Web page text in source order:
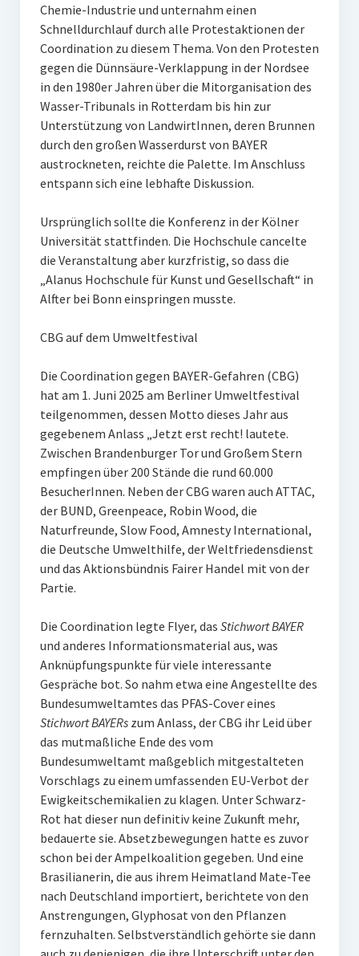
Chemie-Industrie und unternahm einen
Schnelldurchlauf durch alle Protestaktionen der
Coordination zu diesem Thema. Von den Protesten
gegen die Dünnsäure-Verklappung in der Nordsee
in den 1980er Jahren über die Mitorganisation des
Wasser-Tribunals in Rotterdam bis hin zur
Unterstützung von LandwirtInnen, deren Brunnen
durch den großen Wasserdurst von BAYER
austrockneten, reichte die Palette. Im Anschluss
entspann sich eine lebhafte Diskussion.
Ursprünglich sollte die Konferenz in der Kölner
Universität stattfinden. Die Hochschule cancelte
die Veranstaltung aber kurzfristig, so dass die
„Alanus Hochschule für Kunst und Gesellschaft“ in
Alfter bei Bonn einspringen musste.
CBG auf dem Umweltfestival
Die Coordination gegen BAYER-Gefahren (CBG)
hat am 1. Juni 2025 am Berliner Umweltfestival
teilgenommen, dessen Motto dieses Jahr aus
gegebenem Anlass „Jetzt erst recht! lautete.
Zwischen Brandenburger Tor und Großem Stern
empfingen über 200 Stände die rund 60.000
BesucherInnen. Neben der CBG waren auch ATTAC,
der BUND, Greenpeace, Robin Wood, die
Naturfreunde, Slow Food, Amnesty International,
die Deutsche Umwelthilfe, der Weltfriedensdienst
und das Aktionsbündnis Fairer Handel mit von der
Partie.
Die Coordination legte Flyer, das Stichwort BAYER
und anderes Informationsmaterial aus, was
Anknüpfungspunkte für viele interessante
Gespräche bot. So nahm etwa eine Angestellte des
Bundesumweltamtes das PFAS-Cover eines
Stichwort BAYERszum Anlass, der CBG ihr Leid über
das mutmaßliche Ende des vom
Bundesumweltamt maßgeblich mitgestalteten
Vorschlags zu einem umfassenden EU-Verbot der
Ewigkeitschemikalien zu klagen. Unter Schwarz-
Rot hat dieser nun definitiv keine Zukunft mehr,
bedauerte sie. Absetzbewegungen hatte es zuvor
schon bei der Ampelkoalition gegeben. Und eine
Brasilianerin, die aus ihrem Heimatland Mate-Tee
nach Deutschland importiert, berichtete von den
Anstrengungen, Glyphosat von den Pflanzen
fernzuhalten. Selbstverständlich gehörte sie dann